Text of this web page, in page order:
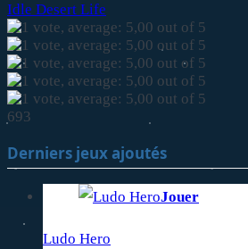
Idle Desert Life
693
Derniers jeux ajoutés
Jouer
Ludo Hero